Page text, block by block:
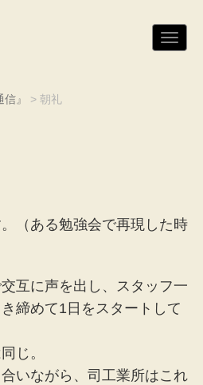
N
a
』 > 朝礼
（ある勉強会で再現した時
互に声を出し、スタッフ一
締めて1日をスタートして
じ。
いながら、司工業所はこれ